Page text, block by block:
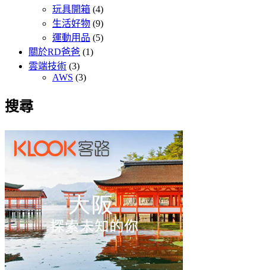
玩具開箱 (4)
生活好物 (9)
運動用品 (5)
關於RD爸爸 (1)
雲端技術 (3)
AWS (3)
搜尋